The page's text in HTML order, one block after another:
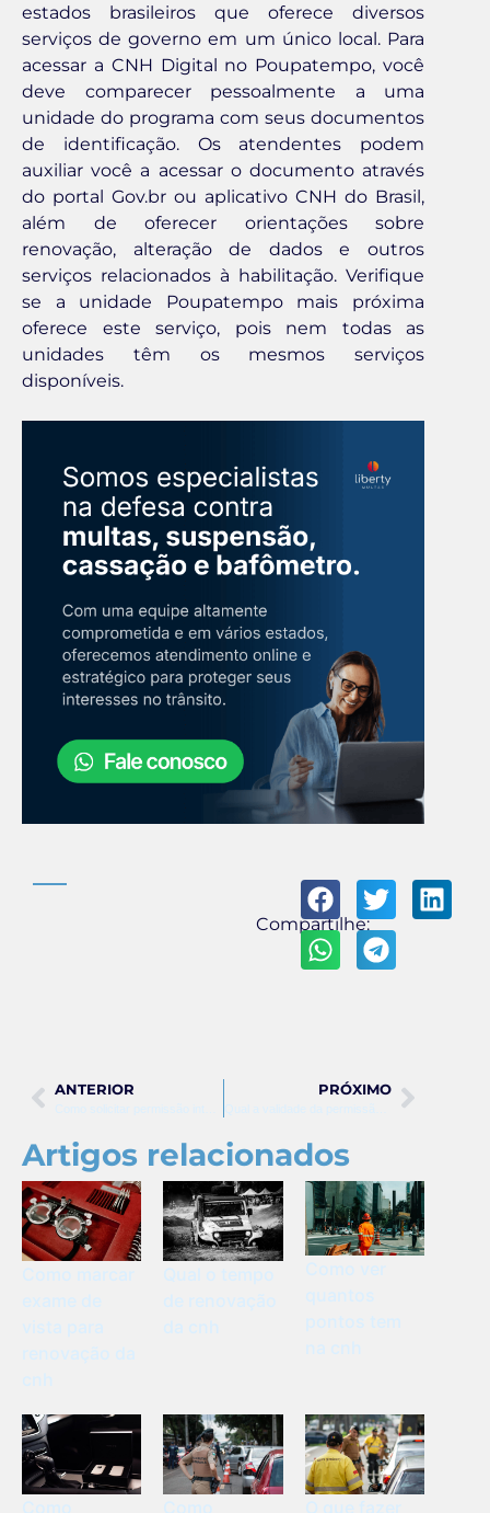
estados brasileiros que oferece diversos
serviços de governo em um único local. Para
acessar a CNH Digital no Poupatempo, você
deve comparecer pessoalmente a uma
unidade do programa com seus documentos
de identificação. Os atendentes podem
auxiliar você a acessar o documento através
do portal Gov.br ou aplicativo CNH do Brasil,
além de oferecer orientações sobre
renovação, alteração de dados e outros
serviços relacionados à habilitação. Verifique
se a unidade Poupatempo mais próxima
oferece este serviço, pois nem todas as
unidades têm os mesmos serviços
disponíveis.
Compartilhe:
ANTERIOR PRÓXIMO
Artigos relacionados